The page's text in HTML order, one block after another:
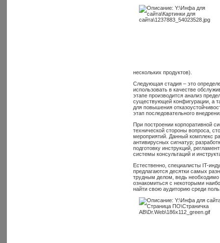
нескольких продуктов).
Следующая стадия – это
использовать в качестве
этапе производится анализ
существующей конфигурации, а
для повышения
этап последовательного
При построении корпоративной
технической стороны вопроса,
мероприятий. Данный комплекс
антивирусных сигнатур;
подготовку инструкций,
системы консультаций и
Естественно, специалисты IT-
предлагаются десятки самых
трудным делом, ведь необходимо
ознакомиться с некоторыми
найти свою аудиторию среди